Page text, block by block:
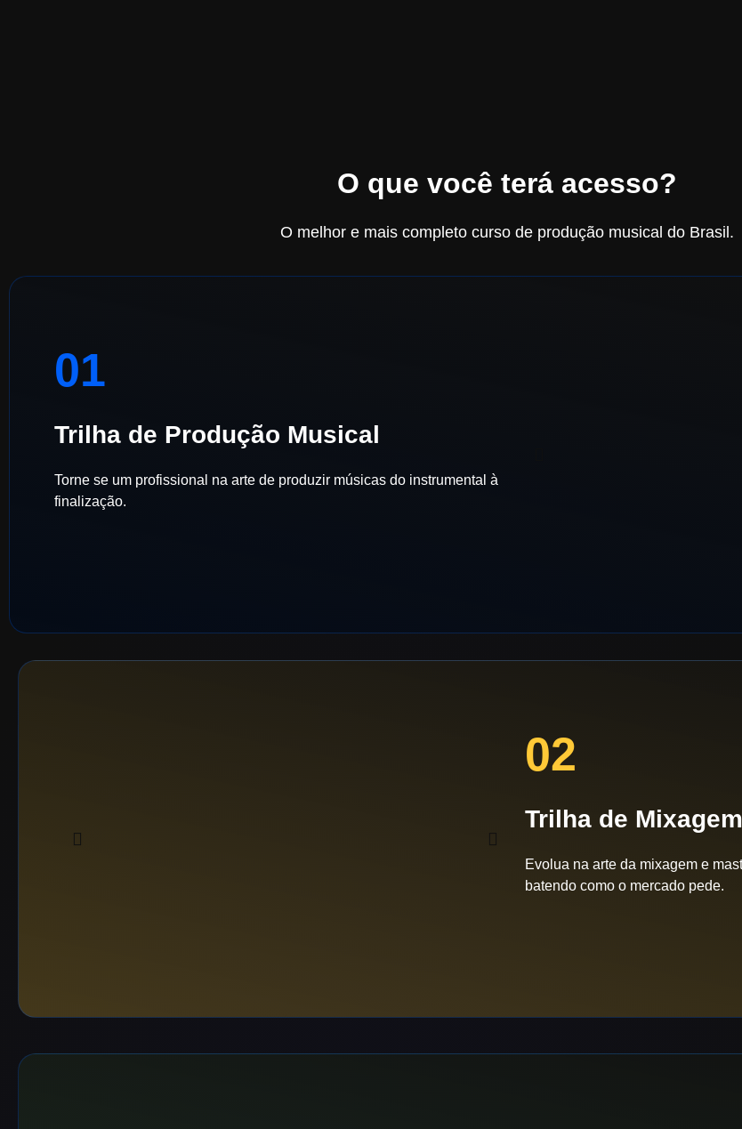
O que você terá acesso?
O melhor e mais completo curso de produção musical do Brasil.
01
Trilha de Produção Musical
Torne se um profissional na arte de produzir músicas do instrumental à
finalização.
02
Trilha de
Evolua na arte da mixagem e
batendo como o mercado pede.